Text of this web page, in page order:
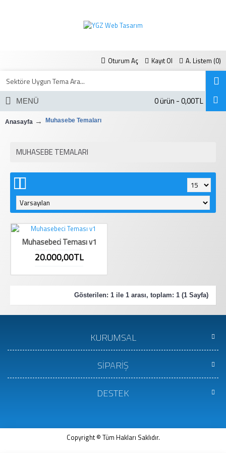
0 ürün - 0,00TL
Oturum Aç Kayıt Ol A. Listem (0)
MENÜ
Anasayfa Muhasebe Temaları
MUHASEBE TEMALARI
Muhasebeci Teması v1
20.000,00TL
Gösterilen: 1 ile 1 arası, toplam: 1 (1 Sayfa)
KURUMSAL
SİPARİŞ
DESTEK
Copyright © Tüm Hakları Saklıdır.